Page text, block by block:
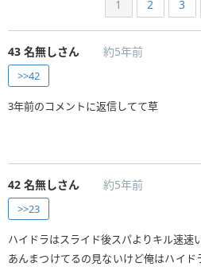
1 2 3
43 名無しさん 約5年前
>>42
3年前のコメントに返信してて草
42 名無しさん 約5年前
>>23
ハイドラはスライド後スパよりキル速速
あんまつけてるの見ないけど俺はハイ